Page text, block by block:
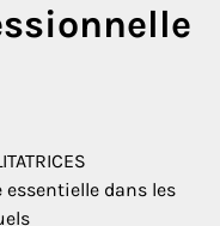
dans les